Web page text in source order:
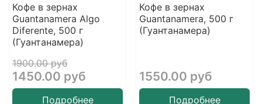
Кофе в зернах
Guantanamera Algo
Diferente, 500 г
(Гуантанамера)
1900.00 руб
1450.00 руб
Подробнее
Кофе в зернах
Guantanamera, 500 г
(Гуантанамера)
1550.00 руб
Подробнее